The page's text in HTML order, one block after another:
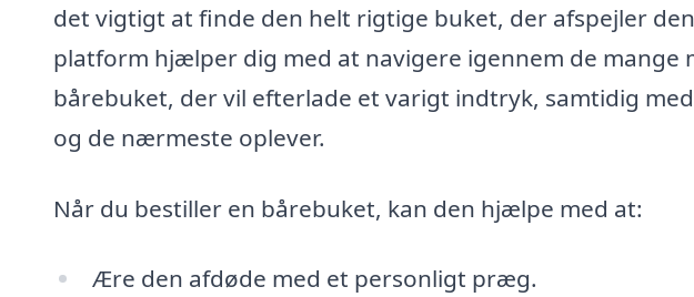
det vigtigt at finde den helt rigtige buket, der afspejler
platform hjælper dig med at navigere igennem de mange
bårebuket, der vil efterlade et varigt indtryk, samtidig
og de nærmeste oplever.
Når du bestiller en bårebuket, kan den hjælpe med at:
Ære den afdøde med et personligt præg.